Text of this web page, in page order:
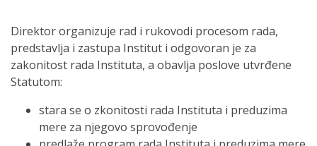
Direktor organizuje rad i rukovodi procesom rada,
predstavlja i zastupa Institut i odgovoran je za
zakonitost rada Instituta, a obavlja poslove utvrđene
Statutom:
stara se o zkonitosti rada Instituta i preduzima
mere za njegovo sprovođenje